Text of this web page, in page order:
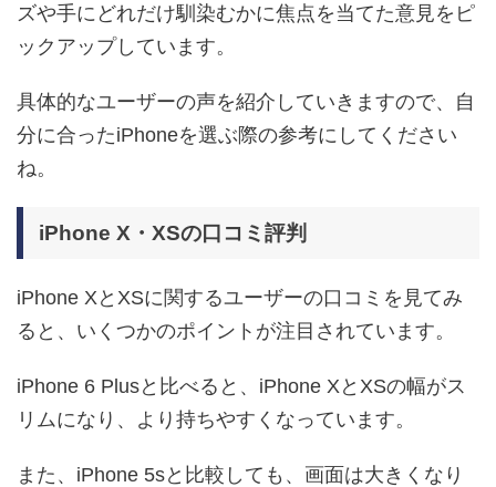
ズや手にどれだけ馴染むかに焦点を当てた意見をピ
ックアップしています。
具体的なユーザーの声を紹介していきますので、自
分に合ったiPhoneを選ぶ際の参考にしてください
ね。
iPhone X・XSの口コミ評判
iPhone XとXSに関するユーザーの口コミを見てみ
ると、いくつかのポイントが注目されています。
iPhone 6 Plusと比べると、iPhone XとXSの幅がス
リムになり、より持ちやすくなっています。
また、iPhone 5sと比較しても、画面は大きくなり